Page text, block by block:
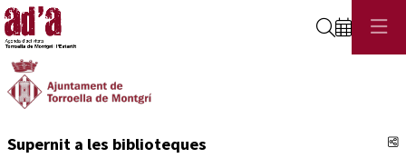
Cerca
Supernit a les biblioteques